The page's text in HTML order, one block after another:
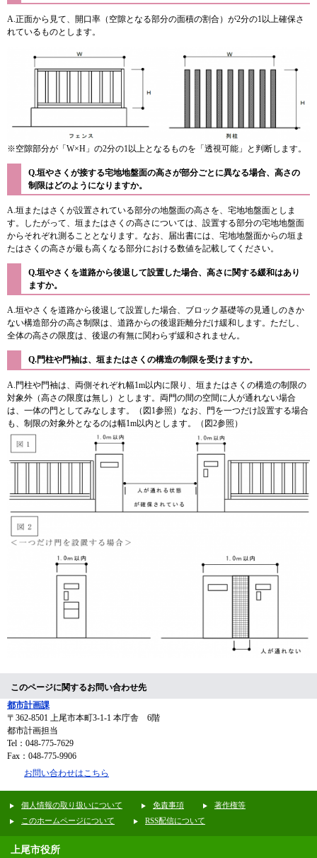
A.正面から見て、開口率（空隙となる部分の面積の割合）が2分の1以上確保さ
れているものとします。
※空隙部分が「W×H」の2分の1以上となるものを「透視可能」と判断します。
Q.垣やさくが接する宅地地盤面の高さが部分ごとに異なる場合、高さの
制限はどのようになりますか。
A.垣またはさくが設置されている部分の地盤面の高さを、宅地地盤面としま
す。したがって、垣またはさくの高さについては、設置する部分の宅地地盤面
からそれぞれ測ることとなります。なお、届出書には、宅地地盤面からの垣ま
たはさくの高さが最も高くなる部分における数値を記載してください。
Q.垣やさくを道路から後退して設置した場合、高さに関する緩和はあり
ますか。
A.垣やさくを道路から後退して設置した場合、ブロック基礎等の見通しのきか
ない構造部分の高さ制限は、道路からの後退距離分だけ緩和します。ただし、
全体の高さの限度は、後退の有無に関わらず緩和されません。
Q.門柱や門袖は、垣またはさくの構造の制限を受けますか。
A.門柱や門袖は、両側それぞれ幅1m以内に限り、垣またはさくの構造の制限の
対象外（高さの限度は無し）とします。両門の間の空間に人が通れない場合
は、一体の門としてみなします。（図1参照）なお、門を一つだけ設置する場合
も、制限の対象外となるのは幅1m以内とします。（図2参照）
このページに関するお問い合わせ先
都市計画課
〒362-8501 上尾市本町3-1-1 本庁舎 6階
都市計画担当
Tel：048-775-7629
Fax：048-775-9906
お問い合わせはこちら
個人情報の取り扱いについて 免責事項
著作権等
このホームページについて
RSS配信について
上尾市役所